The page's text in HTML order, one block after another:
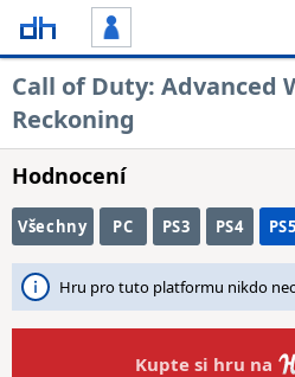
Call of Duty: Advanced
Reckoning
Hodnocení
Všechny PC PS3 PS4 PS5
Hru pro tuto platformu nikdo
Kupte si hru na